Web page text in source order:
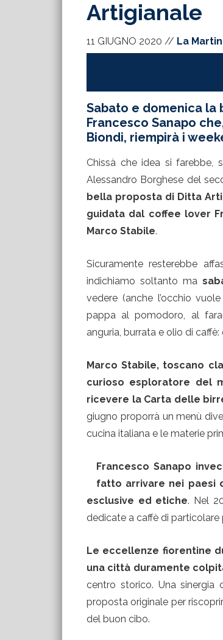
Artigianale
11 GIUGNO 2020 // La
Sabato e domenica la
Francesco Sanapo
Biondi, riempirà i
Chissà che idea si farebbe,
Alessandro Borghese del
bella proposta di Ditta
guidata dal coffee lover
Marco Stabile.
Sicuramente resterebbe
indichiamo soltanto ma
vedere (anche l’occhio
pappa al pomodoro, al
anguria, burrata e olio di
Marco Stabile, toscano
curioso esploratore del
ricevere la Carta delle
giugno proporrà un menù
cucina italiana e le materie
Francesco Sanapo
fatto arrivare nei paesi
esclusive ed etiche. Nel
dedicate a caffè di particolare
Le eccellenze fiorentine
una città duramente
centro storico. Una sinergia
proposta originale per
del buon cibo.